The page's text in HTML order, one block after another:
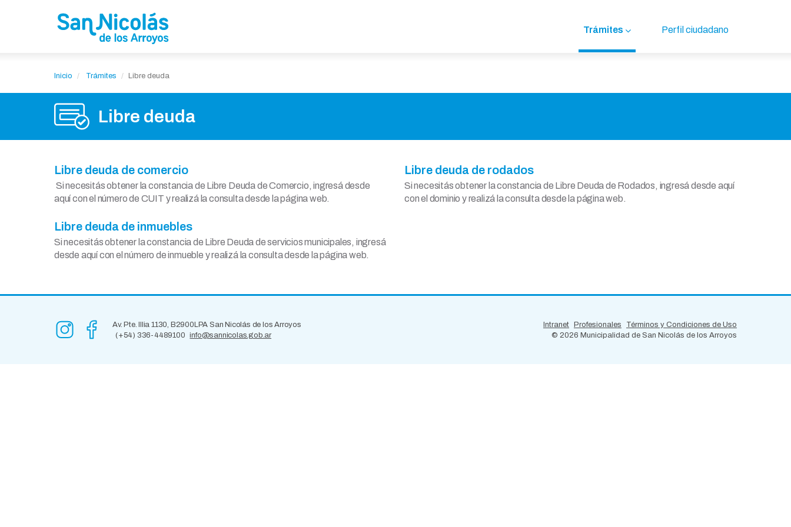
Trámites Perfil ciudadano
Inicio Trámites Libre deuda
Libre deuda
Libre deuda de comercio
Si necesitás obtener la constancia de Libre Deuda de Comercio, ingresá desde
aquí con el número de CUIT y realizá la consulta desde la página web.
Libre deuda de inmuebles
Si necesitás obtener la constancia de Libre Deuda de servicios municipales, ingresá
desde aquí con el número de inmueble y realizá la consulta desde la página web.
Libre deuda de rodados
Si necesitás obtener la constancia de Libre Deuda de Rodados, ingresá desde aquí
con el dominio y realizá la consulta desde la página web.
Av. Pte. Illia 1130, B2900LPA San Nicolás de los Arroyos
(+54) 336-4489100
info@sannicolas.gob.ar
Intranet Profesionales
Términos y Condiciones de Uso
© 2026 Municipalidad de San Nicolás de los Arroyos